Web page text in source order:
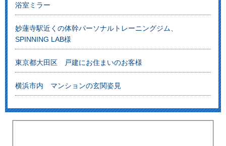
浴室ミラー
妙蓮寺駅近くの体幹パーソナルトレーニングジム、
SPINNING LAB様
東京都大田区 戸建にお住まいのお客様
横浜市内 マンションの玄関姿見